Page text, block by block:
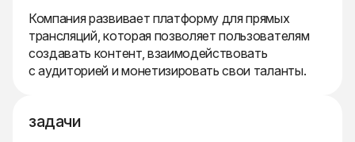
Компания развивает платформу для прямых
трансляций, которая позволяет пользователям
создавать контент, взаимодействовать
с аудиторией и монетизировать свои таланты.
задачи